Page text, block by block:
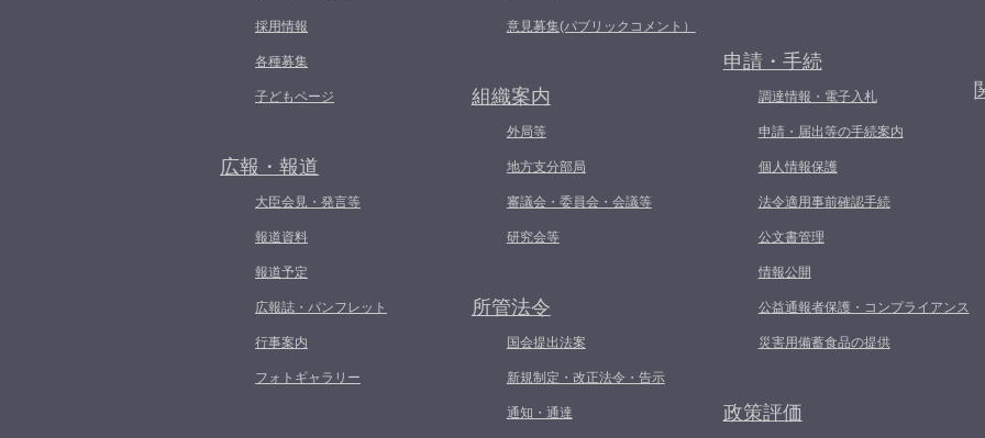
採用情報
各種募集
子どもページ
広報・報道
大臣会見・発言等
報道資料
報道予定
広報誌・パンフレット
行事案内
フォトギャラリー
意見募集(パブリックコメント）
組織案内
外局等
地方支分部局
審議会・委員会・会議等
研究会等
所管法令
国会提出法案
新規制定・改正法令・告示
通知・通達
申請・手続
調達情報・電子入札
申請・届出等の手続案内
個人情報保護
法令適用事前確認手続
公文書管理
情報公開
公益通報者保護・コンプライアンス
災害用備蓄食品の提供
政策評価